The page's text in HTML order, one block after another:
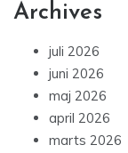
Archives
juli 2026
juni 2026
maj 2026
april 2026
marts 2026